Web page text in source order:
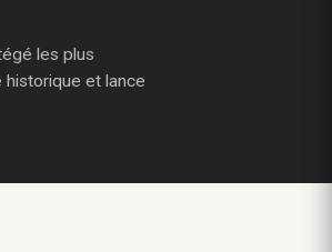
les plus
historique et lance